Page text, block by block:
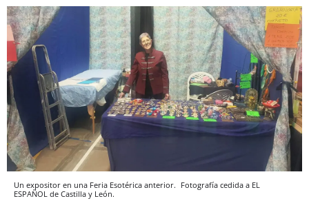
Un expositor en una Feria Esotérica anterior. Fotografía cedida a EL
ESPAÑOL de Castilla y León.